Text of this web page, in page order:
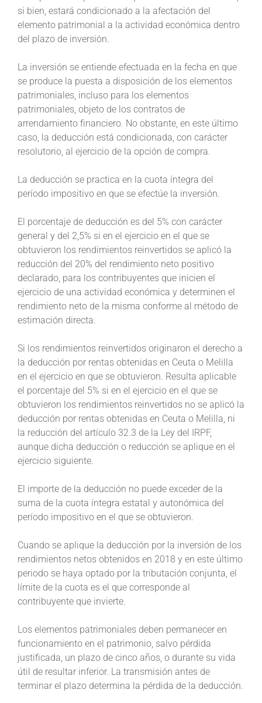
si bien, estará condicionado a la afectación del
elemento patrimonial a la actividad económica dentro
del plazo de inversión.
La inversión se entiende efectuada en la fecha en que
se produce la puesta a disposición de los elementos
patrimoniales, incluso para los elementos
patrimoniales, objeto de los contratos de
arrendamiento financiero. No obstante, en este último
caso, la deducción está condicionada, con carácter
resolutorio, al ejercicio de la opción de compra.
La deducción se practica en la cuota íntegra del
período impositivo en que se efectúe la inversión.
El porcentaje de deducción es del 5% con carácter
general y del 2,5% si en el ejercicio en el que se
obtuvieron los rendimientos reinvertidos se aplicó la
reducción del 20% del rendimiento neto positivo
declarado, para los contribuyentes que inicien el
ejercicio de una actividad económica y determinen el
rendimiento neto de la misma conforme al método de
estimación directa.
Si los rendimientos reinvertidos originaron el derecho a
la deducción por rentas obtenidas en Ceuta o Melilla
en el ejercicio en que se obtuvieron. Resulta aplicable
el porcentaje del 5% si en el ejercicio en el que se
obtuvieron los rendimientos reinvertidos no se aplicó la
deducción por rentas obtenidas en Ceuta o Melilla, ni
la reducción del artículo 32.3 de la Ley del IRPF,
aunque dicha deducción o reducción se aplique en el
ejercicio siguiente.
El importe de la deducción no puede exceder de la
suma de la cuota íntegra estatal y autonómica del
período impositivo en el que se obtuvieron.
Cuando se aplique la deducción por la inversión de los
rendimientos netos obtenidos en 2018 y en este último
periodo se haya optado por la tributación conjunta, el
límite de la cuota es el que corresponde al
contribuyente que invierte.
Los elementos patrimoniales deben permanecer en
funcionamiento en el patrimonio, salvo pérdida
justificada, un plazo de cinco años, o durante su vida
útil de resultar inferior. La transmisión antes de
terminar el plazo determina la pérdida de la deducción.